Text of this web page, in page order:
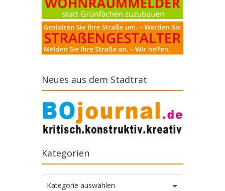
Neues aus dem Stadtrat
Kategorien
Kategorien
Kategorie auswählen